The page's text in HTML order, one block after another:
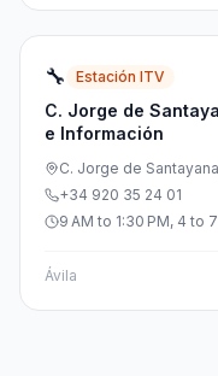
🔧 Estación ITV
C. Jorge de
e Información
C. Jorge de
+34 920 35 24 01
9 AM to 1:30 PM, 4 to
Ávila